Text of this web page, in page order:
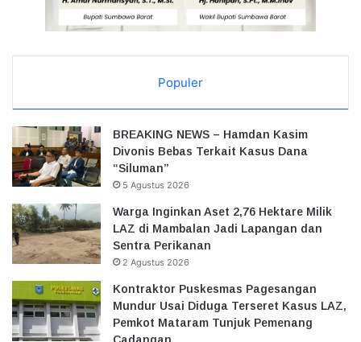
Populer
BREAKING NEWS – Hamdan Kasim
Divonis Bebas Terkait Kasus Dana
“Siluman”
5 Agustus 2026
Warga Inginkan Aset 2,76 Hektare Milik
LAZ di Mambalan Jadi Lapangan dan
Sentra Perikanan
2 Agustus 2026
Kontraktor Puskesmas Pagesangan
Mundur Usai Diduga Terseret Kasus LAZ,
Pemkot Mataram Tunjuk Pemenang